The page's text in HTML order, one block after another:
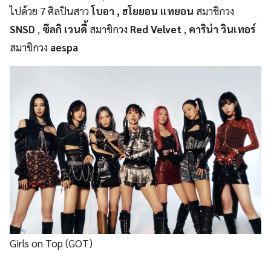
ไปด้วย 7 ศิลปินสาวโบอา , ฮโยยอน แทยอน สมาชิกวง
SNSD , ซึลกิ เวนดี้ สมาชิกวง Red Velvet , คาริน่า วินเทอร์
สมาชิกวง aespa
Girls on Top (GOT)